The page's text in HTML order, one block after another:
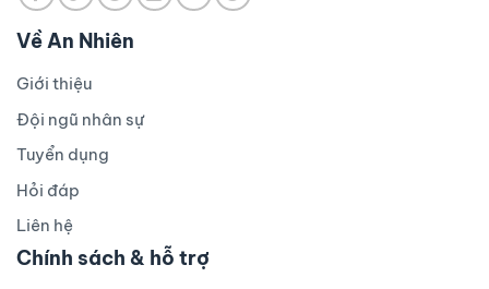
Về An Nhiên
Giới thiệu
Đội ngũ nhân sự
Tuyển dụng
Hỏi đáp
Liên hệ
Chính sách & hỗ trợ